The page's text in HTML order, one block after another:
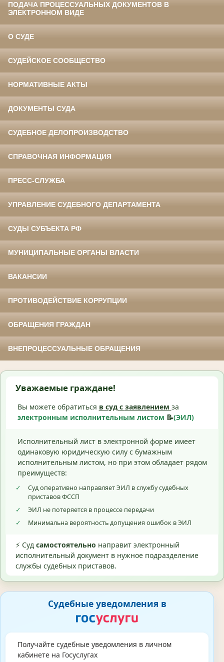
ПОДАЧА ПРОЦЕССУАЛЬНЫХ ДОКУМЕНТОВ В
ЭЛЕКТРОННОМ ВИДЕ
О СУДЕ
СУДЕЙСКОЕ СООБЩЕСТВО
НОРМАТИВНЫЕ АКТЫ
ДОКУМЕНТЫ СУДА
СУДЕБНОЕ ДЕЛОПРОИЗВОДСТВО
СПРАВОЧНАЯ ИНФОРМАЦИЯ
ПРЕСС-СЛУЖБА
УПРАВЛЕНИЕ СУДЕБНОГО ДЕПАРТАМЕНТА
СУДЫ СУБЪЕКТА РФ
МУНИЦИПАЛЬНЫЕ ОРГАНЫ ВЛАСТИ
ВАКАНСИИ
ПРОТИВОДЕЙСТВИЕ КОРРУПЦИИ
ОБРАЩЕНИЯ ГРАЖДАН
ВНЕПРОЦЕССУАЛЬНЫЕ ОБРАЩЕНИЯ
Уважаемые граждане!
Вы можете обратиться в суд с заявлением за
электронным исполнительным листом 📝(ЭИЛ)
Исполнительный лист в электронной форме имеет
одинаковую юридическую силу с бумажным
исполнительным листом, но при этом обладает рядом
преимуществ:
✓
Суд оперативно направляет ЭИЛ в службу судебных
приставов ФССП
✓
ЭИЛ не потеряется в процессе передачи
✓
Минимальна вероятность допущения ошибок в ЭИЛ
⚡ Суд самостоятельно направит электронный
исполнительный документ в нужное подразделение
службы судебных приставов.
Судебные уведомления в
Получайте судебные уведомления в личном
кабинете на Госуслугах